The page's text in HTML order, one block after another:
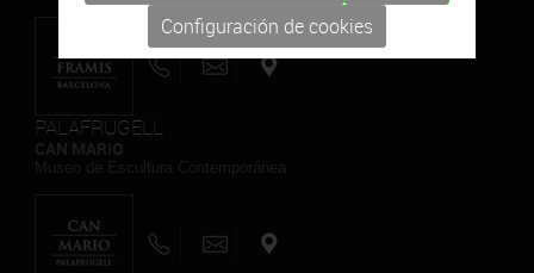
PALAFRUGELL
Configuración de cookies